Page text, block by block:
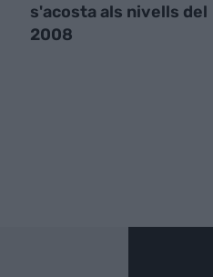
s'acosta als nivells del
2008